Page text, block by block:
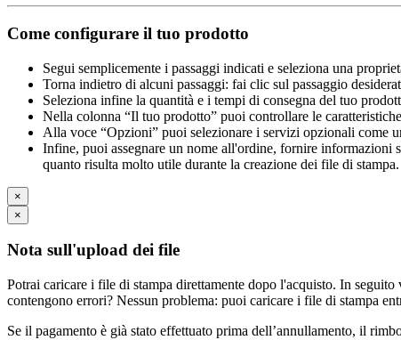
Come configurare il tuo prodotto
Segui semplicemente i passaggi indicati e seleziona una
Torna indietro di alcuni passaggi: fai clic sul passaggio
Seleziona infine la quantità e i tempi di consegna del tuo
Nella colonna “Il tuo prodotto” puoi controllare le
Alla voce “Opzioni” puoi selezionare i servizi opzionali come
Infine, puoi assegnare un nome all'ordine, fornire
quanto risulta molto utile durante la creazione dei file di stampa.
×
×
Nota sull'upload dei file
Potrai caricare i file di stampa direttamente dopo l'acquisto. In
contengono errori? Nessun problema: puoi caricare i file di stampa
Se il pagamento è già stato effettuato prima dell’annullamento, il